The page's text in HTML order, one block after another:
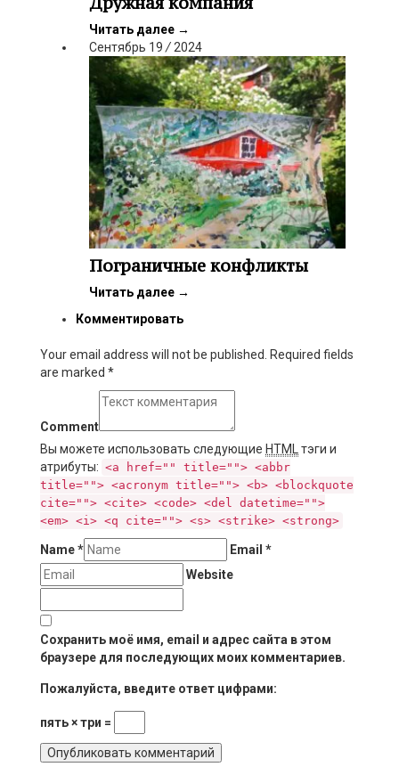
Читать далее →
Сентябрь 19 / 2024
Пограничные конфликты
Читать далее →
Комментировать
Your email address will not be published. Required fields
are marked *
Comment
Вы можете использовать следующие HTML
тэги и
атрибуты: <a href="" title=""> <abbr
title=""> <acronym title=""> <b> <blockquote
cite=""> <cite> <code> <del datetime="">
<em> <i> <q cite=""> <s> <strike> <strong>
Name* Email *
Website
Сохранить моё имя, email и адрес сайта в этом
браузере для последующих моих комментариев.
Пожалуйста, введите ответ цифрами:
пять × три =